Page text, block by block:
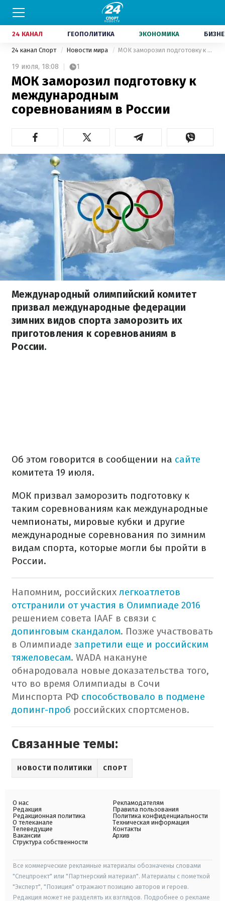
24 КАНАЛ ГЕОПОЛИТИКА ЭКОНОМИКА
24 канал Спорт Новости мира МОК заморозил подготовку к международным соревнованиям в России
19 июля, 18:08 1
МОК заморозил подготовку к
международным
соревнованиям в России
Международный олимпийский комитет
призвал международные федерации
зимних видов спорта заморозить их
приготовления к соревнованиям в
России.
Об этом говорится в сообщении на сайте
комитета 19 июля.
МОК призвал заморозить подготовку к
таким соревнованиям как международные
чемпионаты, мировые кубки и другие
международные соревнования по зимним
видам спорта, которые могли бы пройти в
России.
Напомним, российских легкоатлетов
отстранили от участия в Олимпиаде 2016
решением совета IAAF в связи с
допинговым скандалом. Позже участвовать
в Олимпиаде запретили еще и российским
тяжеловесам. WADA накануне
обнародовала новые доказательства того,
что во время Олимпиады в Сочи
Минспорта РФ способствовало в подмене
допинг-проб российских спортсменов.
Связанные темы:
НОВОСТИ ПОЛИТИКИ СПОРТ
О нас
Редакция
Редакционная политика
О телеканале
Телеведущие
Вакансии
Структура собственности
Рекламодателям
Правила пользования
Политика конфиденциальности
Техническая информация
Контакты
Архив
Все коммерческие рекламные материалы обозначены словами
"Спецпроект" или "Партнерский материал". Материалы с пометкой
"Эксперт", "Позиция" отражают позицию авторов и героев.
Редакция может не разделять их взглядов. Подробнее о рекламе